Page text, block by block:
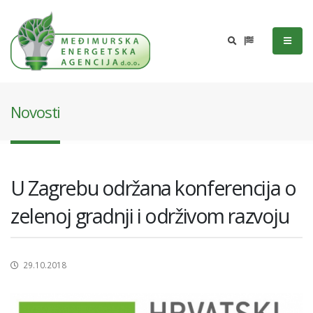
Novosti
U Zagrebu održana konferencija o
zelenoj gradnji i održivom razvoju
29.10.2018